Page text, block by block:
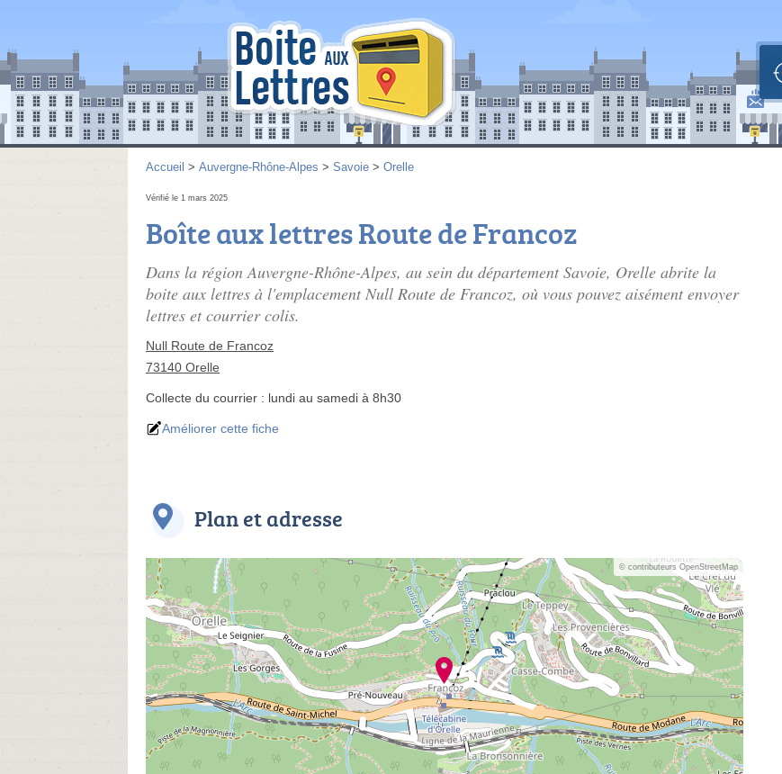
Accueil > Auvergne-Rhône-Alpes > Savoie > Orelle
Vérifié le 1 mars 2025
Boîte aux lettres Route de Francoz
Dans la région Auvergne-Rhône-Alpes, au sein du département Savoie, Orelle abrite la
boite aux lettres à l'emplacement Null Route de Francoz, où vous pouvez aisément envoyer
lettres et courrier colis.
Null Route de Francoz
73140 Orelle
Collecte du courrier : lundi au samedi à 8h30
Améliorer cette fiche
Plan et adresse
© contributeurs OpenStreetMap